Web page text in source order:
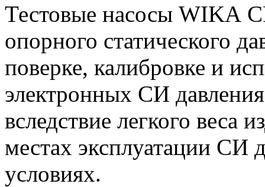
Тестовые насосы WIKA
опорного статического
поверке, калибровке и
электронных СИ
вследствие легкого веса
местах эксплуатации СИ
условиях.